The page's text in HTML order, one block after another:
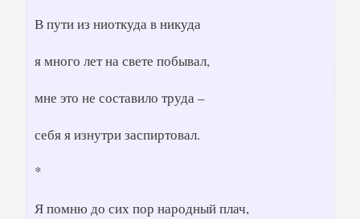
В пути из ниоткуда в никуда
я много лет на свете побывал,
мне это не составило труда –
себя я изнутри заспиртовал.
*
Я помню до сих пор народный плач,